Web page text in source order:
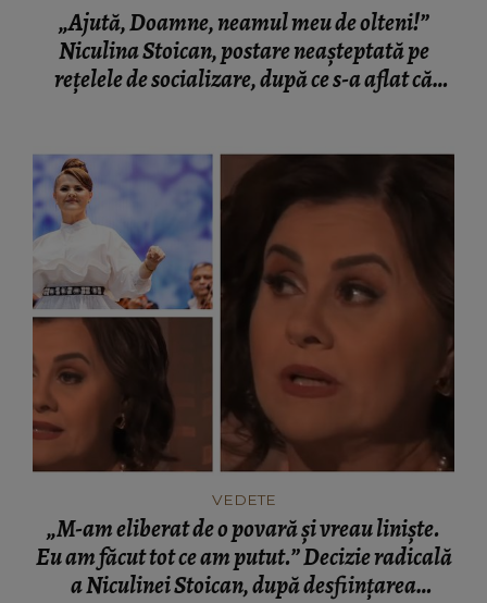
„Ajută, Doamne, neamul meu de olteni!”
Niculina Stoican, postare neașteptată pe
rețelele de socializare, după ce s-a aflat că
VEDETE
„M-am eliberat de o povară și vreau liniște.
Eu am făcut tot ce am putut.” Decizie radicală
a Niculinei Stoican, după desființarea